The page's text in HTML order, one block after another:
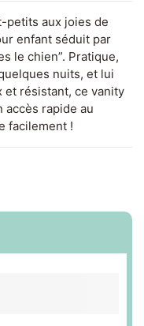
petits aux joies de
enfant séduit par
le chien”. Pratique,
nuits, et lui
et résistant, ce vanity
rapide au
facilement !